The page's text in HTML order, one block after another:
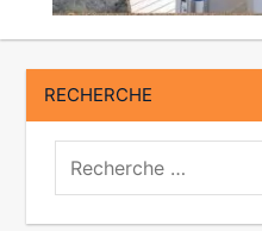
RECHERCHE
Recherche: